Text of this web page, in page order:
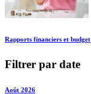
Rapports financiers et budget
Filtrer par date
Août 2026